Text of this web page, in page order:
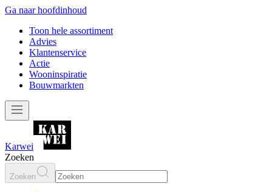
Ga naar hoofdinhoud
Toon hele assortiment
Advies
Klantenservice
Actie
Wooninspiratie
Bouwmarkten
Karwei
Zoeken
Zoeken